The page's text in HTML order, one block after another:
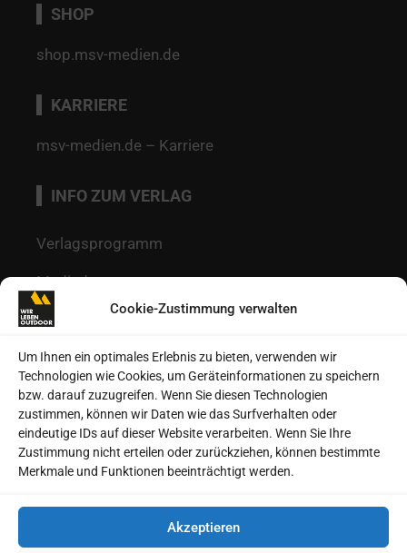
Cookie-Zustimmung verwalten
Um Ihnen ein optimales Erlebnis zu bieten, verwenden wir
Technologien wie Cookies, um Geräteinformationen zu speichern
bzw. darauf zuzugreifen. Wenn Sie diesen Technologien
zustimmen, können wir Daten wie das Surfverhalten oder
eindeutige IDs auf dieser Website verarbeiten. Wenn Sie Ihre
Zustimmung nicht erteilen oder zurückziehen, können bestimmte
Merkmale und Funktionen beeinträchtigt werden.
Akzeptieren
SHOP
shop.msv-medien.de
KARRIERE
msv-medien.de – Karriere
INFO ZUM VERLAG
Verlagsprogramm
Mediadaten
Redaktion
Kontakt
Autoren
Datenschutz
Impressum
Heftarchive
Cookie-Richtlinie (EU)